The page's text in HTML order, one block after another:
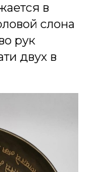
в
слона
рук
двух в